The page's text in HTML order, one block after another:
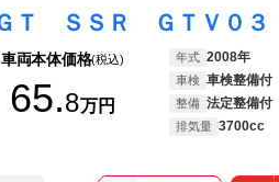
車両本体価格(税込)
65.8万円
年式 2008年
車検 車検整備付
整備 法定整備付
排気量 3700cc